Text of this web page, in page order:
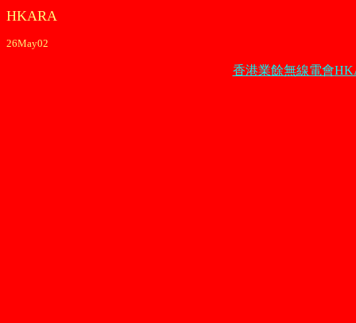
HKARA
26May02
香港業餘無線電會